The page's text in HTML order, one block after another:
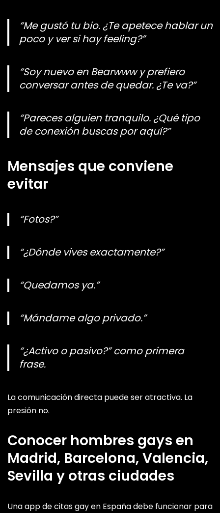
“Me gustó tu bio. ¿Te apetece hablar un
poco y ver si hay feeling?”
“Soy nuevo en Bearwww y prefiero
conversar antes de quedar. ¿Te va?”
“Pareces alguien tranquilo. ¿Qué tipo
de conexión buscas por aquí?”
Mensajes que conviene
evitar
“Fotos?”
“¿Dónde vives exactamente?”
“Quedamos ya.”
“Mándame algo privado.”
“¿Activo o pasivo?” como primera
frase.
La comunicación directa puede ser atractiva. La
presión no.
Conocer hombres gays en
Madrid, Barcelona, Valencia,
Sevilla y otras ciudades
Una app de citas gay en España debe funcionar para